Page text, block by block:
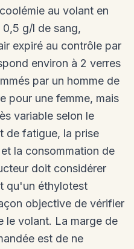
au volant en
g/l de sang,
expiré au contrôle par
environ à 2 verres
par un homme de
pour une femme, mais
variable selon le
de fatigue, la prise
la consommation de
doit considérer
qu'un éthylotest
objective de vérifier
le volant. La marge de
est de ne